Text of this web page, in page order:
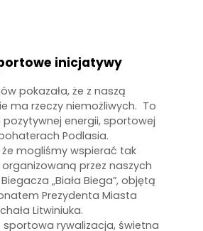
inicjatywy
pokazała, że z naszą
ma rzeczy niemożliwych. To
pozytywnej energii, sportowej
Podlasia.
mogliśmy wspierać tak
przez naszych
„Biała Biega”, objętą
Prezydenta Miasta
Litwiniuka.
sportowa rywalizacja, świetna